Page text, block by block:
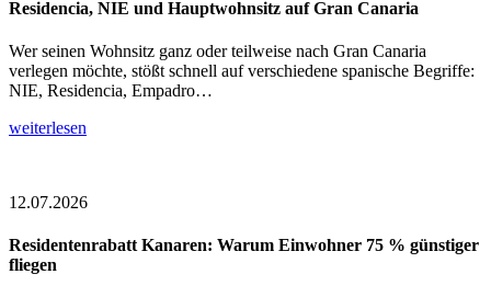
Residencia, NIE und Hauptwohnsitz auf Gran Canaria
Wer seinen Wohnsitz ganz oder teilweise nach Gran Canaria
verlegen möchte, stößt schnell auf verschiedene spanische Begriffe:
NIE, Residencia, Empadro…
weiterlesen
12.07.2026
Residentenrabatt Kanaren: Warum Einwohner 75 % günstiger
fliegen